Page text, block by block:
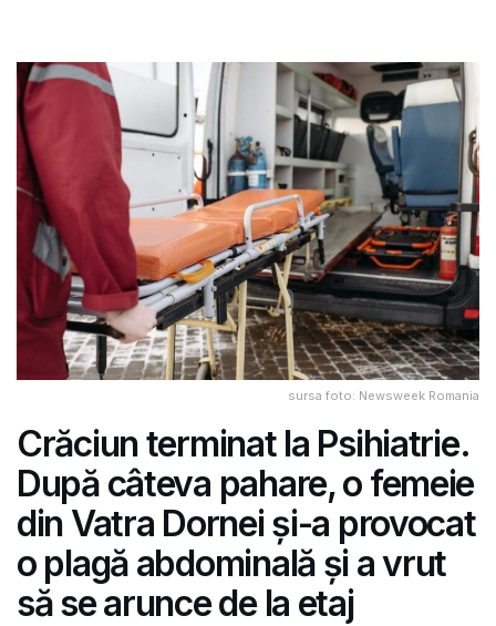
sursa foto: Newsweek Romania
Crăciun terminat la Psihiatrie.
După câteva pahare, o femeie
din Vatra Dornei și-a provocat
o plagă abdominală și a vrut
să se arunce de la etaj